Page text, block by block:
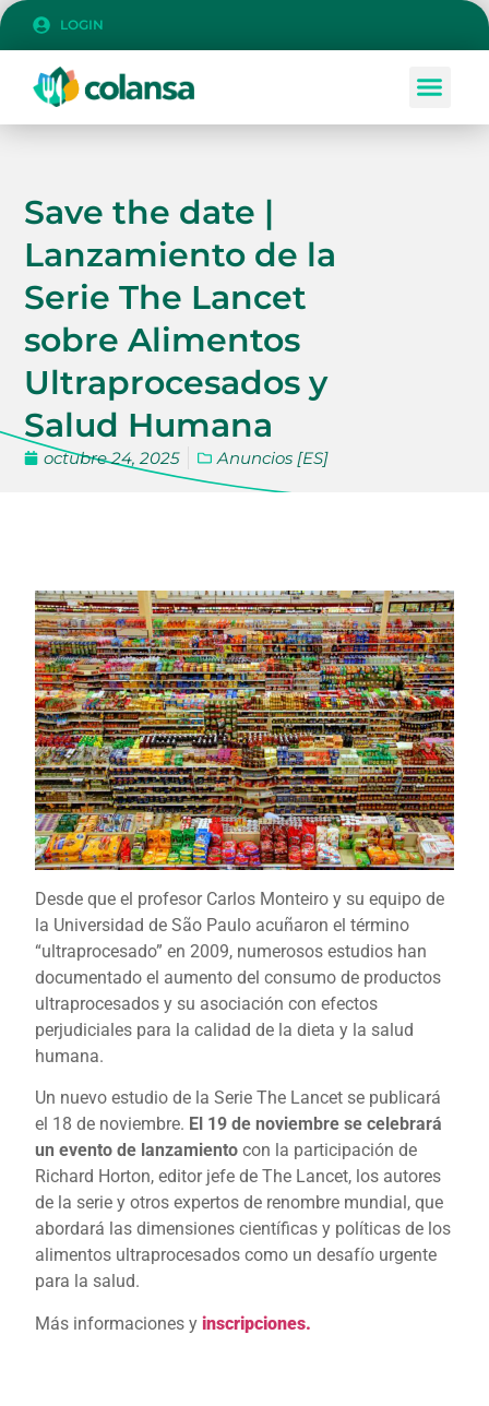
LOGIN
Save the date |
Lanzamiento de la
Serie The Lancet
sobre Alimentos
Ultraprocesados ​​y
Salud Humana
octubre 24, 2025 Anuncios [ES]
Desde que el profesor Carlos Monteiro y su equipo de
la Universidad de São Paulo acuñaron el término
“ultraprocesado” en 2009, numerosos estudios han
documentado el aumento del consumo de productos
ultraprocesados ​​y su asociación con efectos
perjudiciales para la calidad de la dieta y la salud
humana.
Un nuevo estudio de la Serie The Lancet se publicará
el 18 de noviembre. El 19 de noviembre se celebrará
un evento de lanzamiento con la participación de
Richard Horton, editor jefe de The Lancet, los autores
de la serie y otros expertos de renombre mundial, que
abordará las dimensiones científicas y políticas de los
alimentos ultraprocesados ​​como un desafío urgente
para la salud.
Más informaciones yinscripciones.